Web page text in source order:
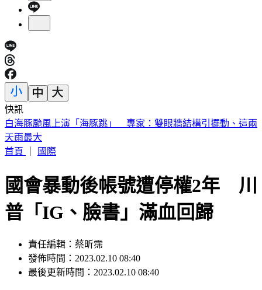
快訊
《半澤直樹》男星及川光博驚喜宣布再婚！妻子懷孕升格當爸
首頁｜ 國際
國會暴動後帳號遭停權2年 川
普「IG、臉書」滿血回歸
發佈時間：2023.02.10 08:40
最後更新時間：2023.02.10 08:40